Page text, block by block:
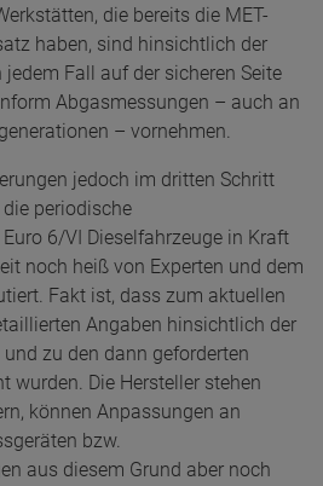
die bereits die MET-
haben, sind hinsichtlich der
Fall auf der sicheren Seite
Abgasmessungen – auch an
– vornehmen.
jedoch im dritten Schritt
periodische
6/VI Dieselfahrzeuge in Kraft
noch heiß von Experten und dem
Fakt ist, dass zum aktuellen
Angaben hinsichtlich der
zu den dann geforderten
wurden. Die Hersteller stehen
können Anpassungen an
bzw.
aus diesem Grund aber noch